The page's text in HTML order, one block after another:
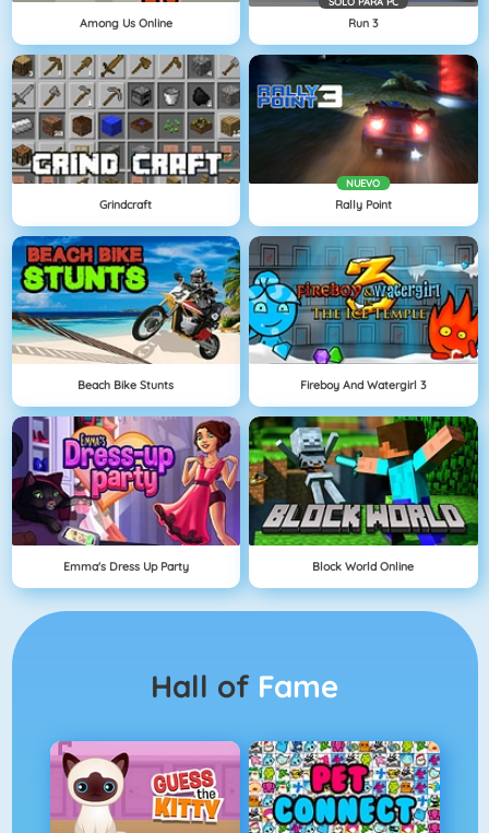
Among Us Online Run 3
Grindcraft
NUEVO
Rally Point
Beach Bike Stunts Fireboy And Watergirl 3
Emma's Dress Up Party Block World Online
Hall of Fame